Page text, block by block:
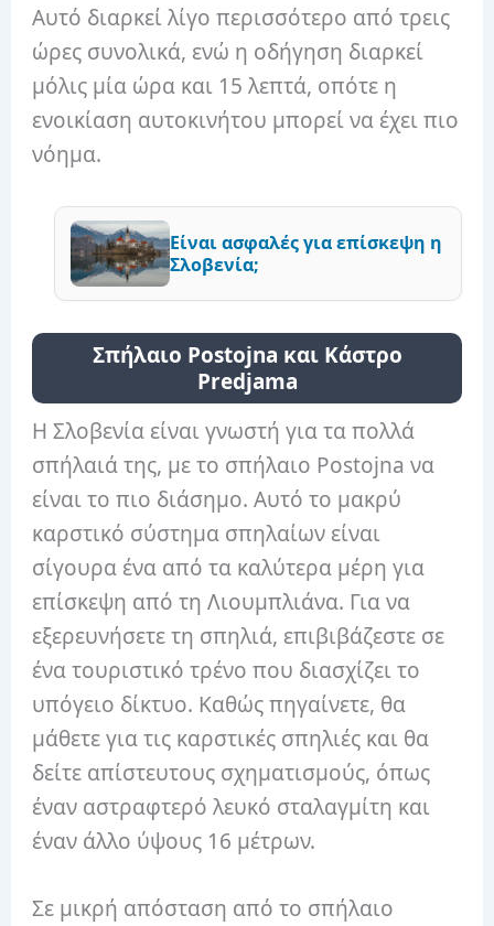
Αυτό διαρκεί λίγο περισσότερο από τρεις
ώρες συνολικά, ενώ η οδήγηση διαρκεί
μόλις μία ώρα και 15 λεπτά, οπότε η
ενοικίαση αυτοκινήτου μπορεί να έχει πιο
νόημα.
Είναι ασφαλές για επίσκεψη η
Σλοβενία;
Σπήλαιο Postojna και Κάστρο
Predjama
Η Σλοβενία ​​είναι γνωστή για τα πολλά
σπήλαιά της, με το σπήλαιο Postojna να
είναι το πιο διάσημο. Αυτό το μακρύ
καρστικό σύστημα σπηλαίων είναι
σίγουρα ένα από τα καλύτερα μέρη για
επίσκεψη από τη Λιουμπλιάνα. Για να
εξερευνήσετε τη σπηλιά, επιβιβάζεστε σε
ένα τουριστικό τρένο που διασχίζει το
υπόγειο δίκτυο. Καθώς πηγαίνετε, θα
μάθετε για τις καρστικές σπηλιές και θα
δείτε απίστευτους σχηματισμούς, όπως
έναν αστραφτερό λευκό σταλαγμίτη και
έναν άλλο ύψους 16 μέτρων.
Σε μικρή απόσταση από το σπήλαιο